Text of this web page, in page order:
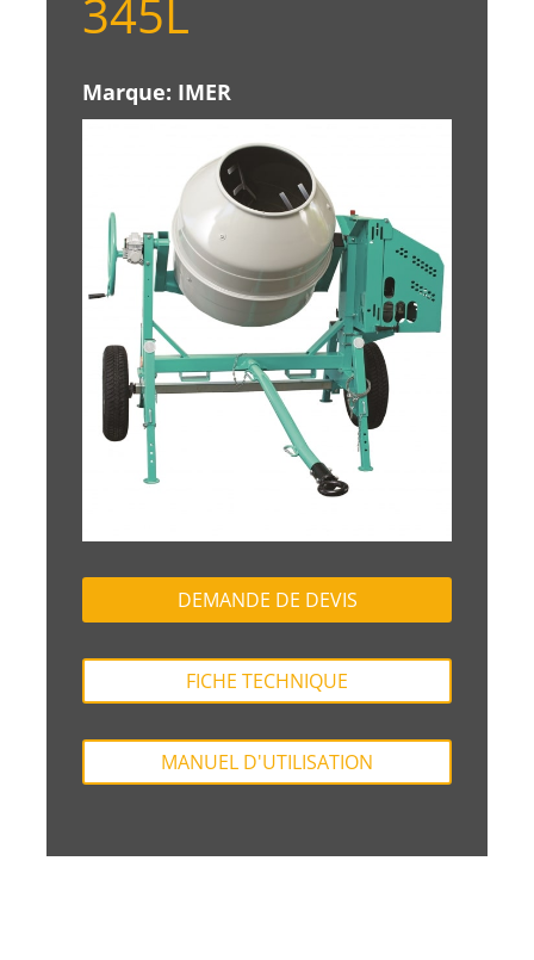
345L
Marque: IMER
DEMANDE DE DEVIS
FICHE TECHNIQUE
MANUEL D'UTILISATION